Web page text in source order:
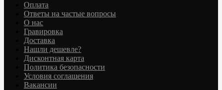
Оплата
Ответы на частые вопросы
О нас
Гравировка
Доставка
Нашли дешевле?
Дисконтная карта
Политика безопасности
Условия соглашения
Вакансии